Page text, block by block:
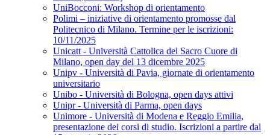
UniBocconi: Workshop di orientamento
Polimi – iniziative di orientamento promosse dal
Politecnico di Milano. Termine per le iscrizioni:
10/11/2025
Unicatt - Università Cattolica del Sacro Cuore di
Milano, open day del 13 dicembre 2025
Unipv - Università di Pavia, giornate di orientamento
universitario
Unibo - Università di Bologna, open days attivi
Unipr - Università di Parma, open days
Unimore - Università di Modena e Reggio Emilia,
presentazione dei corsi di studio. Iscrizioni a partire dal